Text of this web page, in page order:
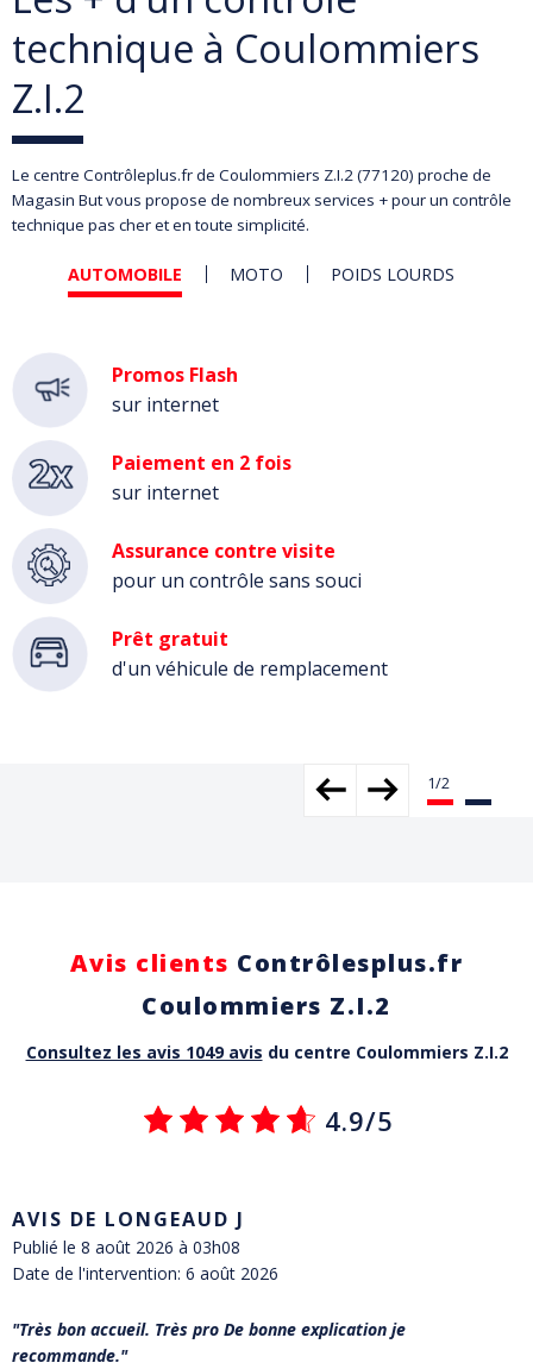
technique à Coulommiers
Z.I.2
Le centre Contrôleplus.fr de Coulommiers Z.I.2 (77120) proche de
Magasin But vous propose de nombreux services + pour un contrôle
technique pas cher et en toute simplicité.
AUTOMOBILE MOTO POIDS LOURDS
Automobile
Promos Flash
sur internet
Paiement en 2 fois
sur internet
Assurance contre visite
pour un contrôle sans souci
Prêt gratuit
d'un véhicule de remplacement
Avis clients Contrôlesplus.fr
Coulommiers Z.I.2
Consultez les avis 1049 avis du centre Coulommiers Z.I.2
4.9/5
AVIS DE LONGEAUD J
Publié le 8 août 2026 à 03h08
Date de l'intervention: 6 août 2026
Très bon accueil. Très pro De bonne explication je
recommande.